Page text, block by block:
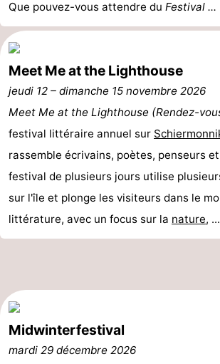
Contact
Que pouvez-vous attendre du Festival ...
Meet Me at the Lighthouse
jeudi 12 – dimanche 15 novembre 2026
Meet Me at the Lighthouse (Rendez-
festival littéraire annuel sur
rassemble écrivains, poètes, penseurs
festival de plusieurs jours utilise
sur l'île et plonge les visiteurs dans le
littérature, avec un focus sur la nature, ...
Midwinterfestival
mardi 29 décembre 2026